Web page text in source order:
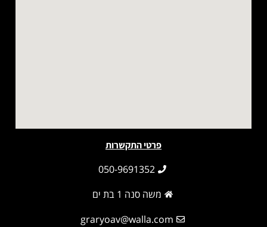
פרטי התקשרות
050-9691352
משה סנה 1 בת ים
graryoav@walla.com